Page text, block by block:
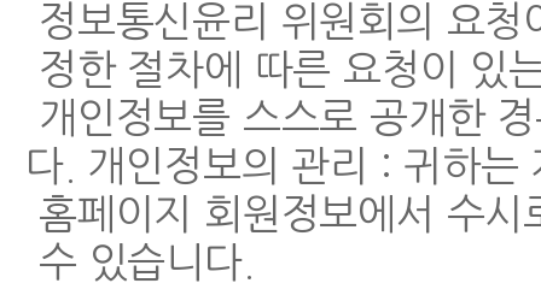
정보통신윤리 위원회의 요
정한 절차에 따른 요청이 있
개인정보를 스스로 공개한
다. 개인정보의 관리 : 귀하는
홈페이지 회원정보에서 수
수 있습니다.